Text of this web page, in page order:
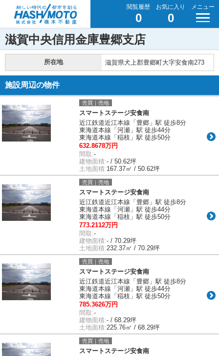
閲覧履歴
0
お気に入り
0
メニュー
滋賀中央信用金庫豊郷支店
所在地 滋賀県犬上郡豊郷町大字安食南273
施設周辺の物件
売買｜売地
スマートステージ安食南
近江鉄道近江本線「豊郷」駅 徒歩8分
東海道本線「河瀬」駅 徒歩44分
東海道本線「稲枝」駅 徒歩50分
632.8678万円
間取:-
建物面積:- / 50.62坪
土地面積:167.37㎡ / 50.62坪
売買｜売地
スマートステージ安食南
近江鉄道近江本線「豊郷」駅 徒歩8分
東海道本線「河瀬」駅 徒歩44分
東海道本線「稲枝」駅 徒歩50分
773.2112万円
間取:-
建物面積:- / 70.29坪
土地面積:232.37㎡ / 70.29坪
売買｜売地
スマートステージ安食南
近江鉄道近江本線「豊郷」駅 徒歩8分
東海道本線「河瀬」駅 徒歩44分
東海道本線「稲枝」駅 徒歩50分
785.3626万円
間取:-
建物面積:- / 68.29坪
土地面積:225.76㎡ / 68.29坪
売買｜売地
スマートステージ安食南